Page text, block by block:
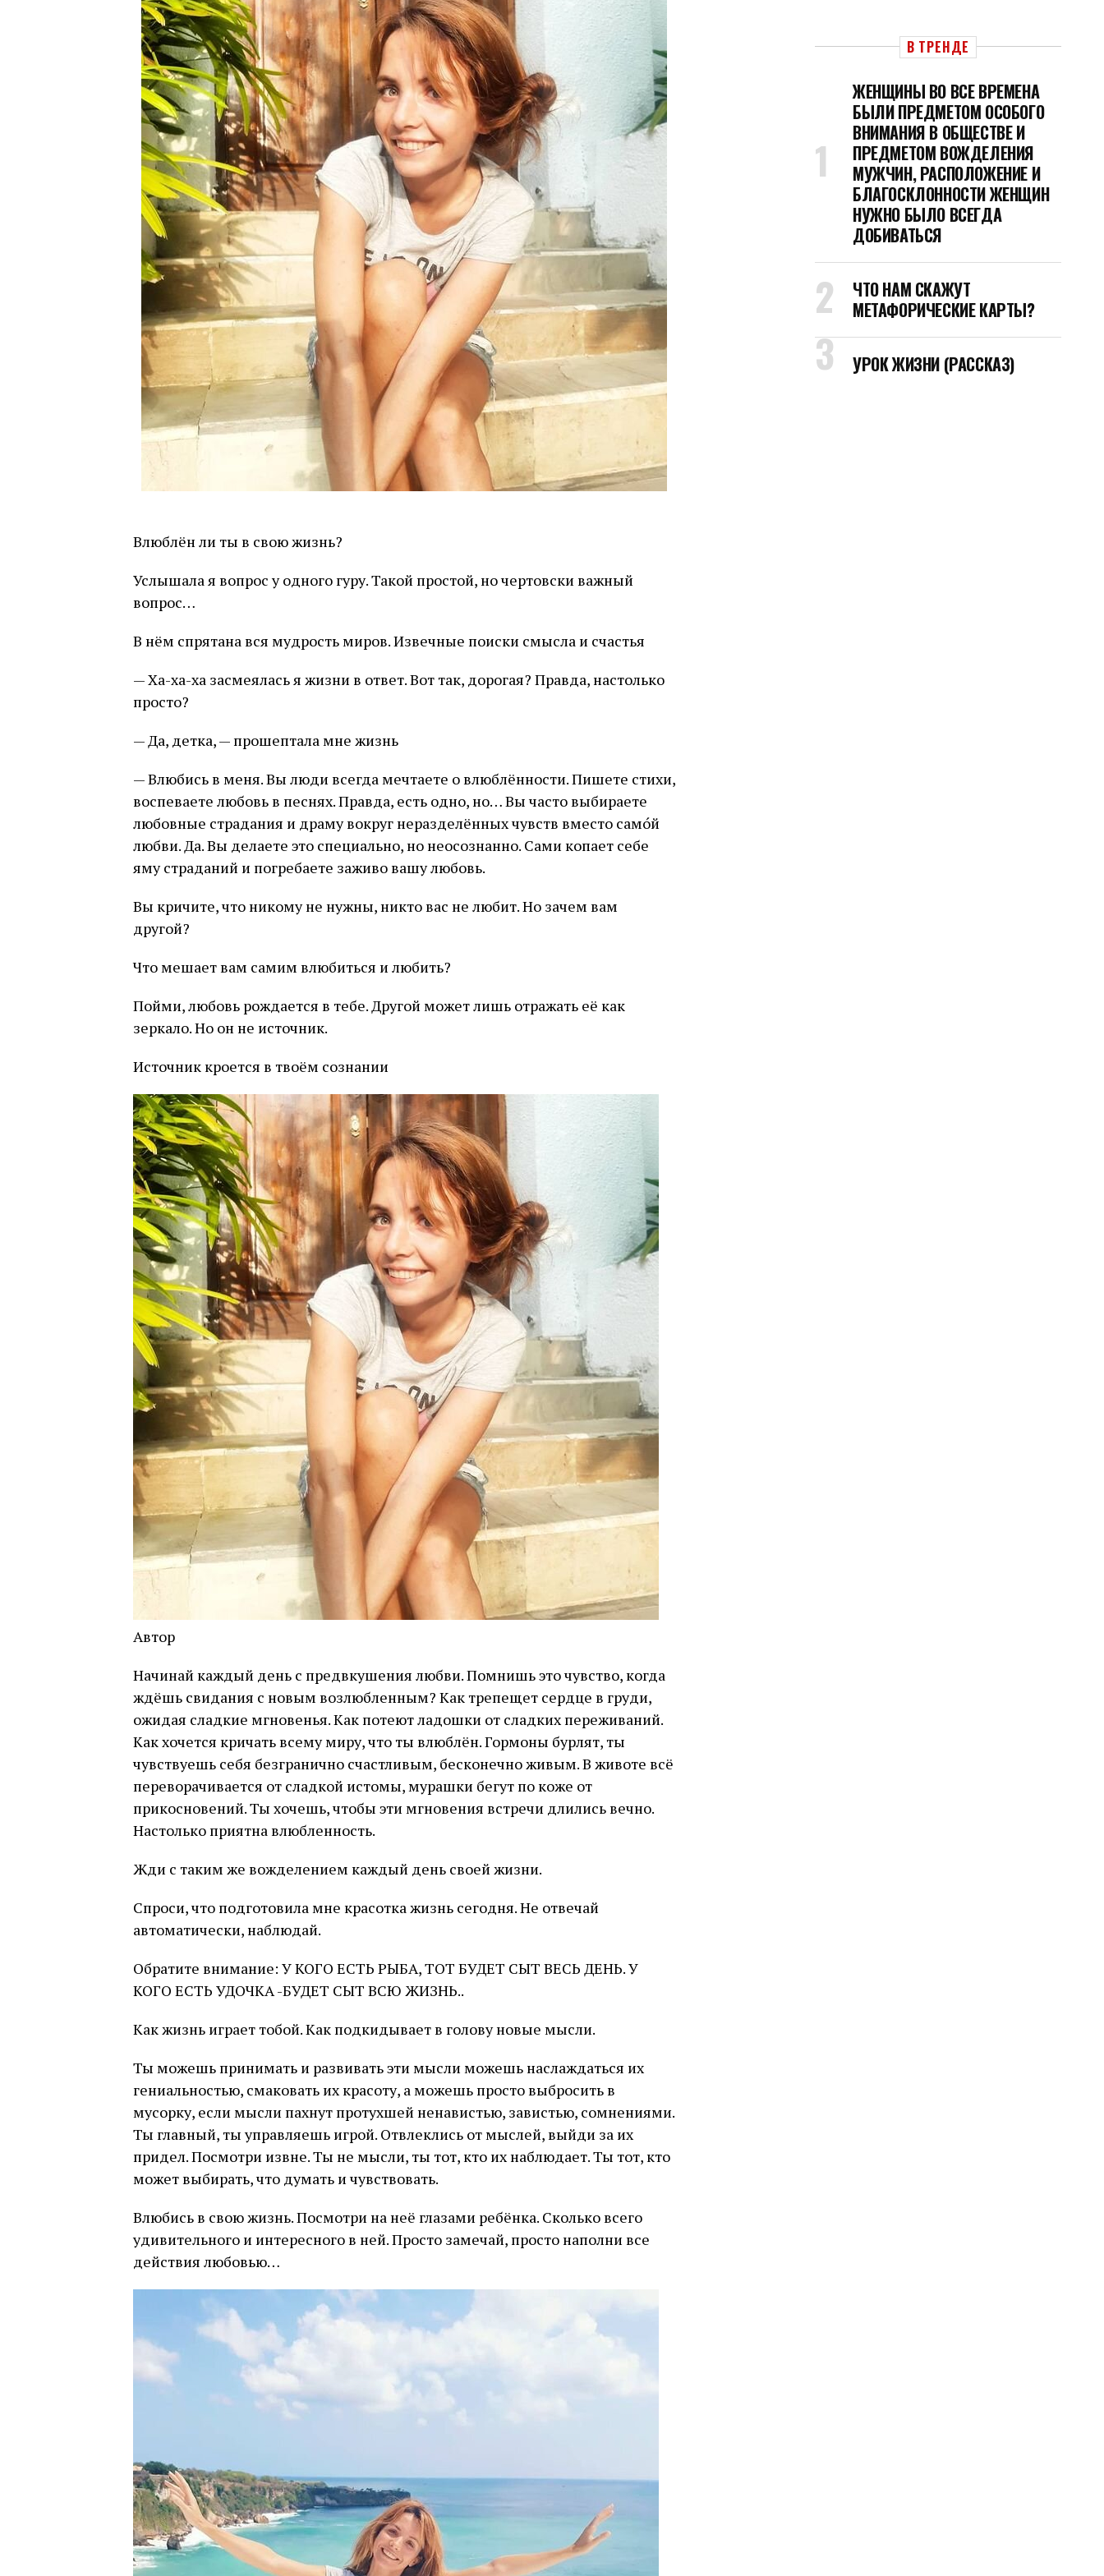
Влюблён ли ты в свою жизнь?
Услышала я вопрос у одного гуру. Такой простой, но чертовски важный
вопрос…
В нём спрятана вся мудрость миров. Извечные поиски смысла и счастья
— Ха-ха-ха засмеялась я жизни в ответ. Вот так, дорогая? Правда, настолько
просто?
— Да, детка, — прошептала мне жизнь
— Влюбись в меня. Вы люди всегда мечтаете о влюблённости. Пишете стихи,
воспеваете любовь в песнях. Правда, есть одно, но… Вы часто выбираете
любовные страдания и драму вокруг неразделённых чувств вместо само́й
любви. Да. Вы делаете это специально, но неосознанно. Сами копает себе
яму страданий и погребаете заживо вашу любовь.
Вы кричите, что никому не нужны, никто вас не любит. Но зачем вам
другой?
Что мешает вам самим влюбиться и любить?
Пойми, любовь рождается в тебе. Другой может лишь отражать её как
зеркало. Но он не источник.
Источник кроется в твоём сознании
Автор
Начинай каждый день с предвкушения любви. Помнишь это чувство, когда
ждёшь свидания с новым возлюбленным? Как трепещет сердце в груди,
ожидая сладкие мгновенья. Как потеют ладошки от сладких переживаний.
Как хочется кричать всему миру, что ты влюблён. Гормоны бурлят, ты
чувствуешь себя безгранично счастливым, бесконечно живым. В животе всё
переворачивается от сладкой истомы, мурашки бегут по коже от
прикосновений. Ты хочешь, чтобы эти мгновения встречи длились вечно.
Настолько приятна влюбленность.
Жди с таким же вожделением каждый день своей жизни.
Спроси, что подготовила мне красотка жизнь сегодня. Не отвечай
автоматически, наблюдай.
Обратите внимание: У КОГО ЕСТЬ РЫБА, ТОТ БУДЕТ СЫТ ВЕСЬ ДЕНЬ. У
КОГО ЕСТЬ УДОЧКА -БУДЕТ СЫТ ВСЮ ЖИЗНЬ..
Как жизнь играет тобой. Как подкидывает в голову новые мысли.
Ты можешь принимать и развивать эти мысли можешь наслаждаться их
гениальностью, смаковать их красоту, а можешь просто выбросить в
мусорку, если мысли пахнут протухшей ненавистью, завистью, сомнениями.
Ты главный, ты управляешь игрой. Отвлеклись от мыслей, выйди за их
придел. Посмотри извне. Ты не мысли, ты тот, кто их наблюдает. Ты тот, кто
может выбирать, что думать и чувствовать.
Влюбись в свою жизнь. Посмотри на неё глазами ребёнка. Сколько всего
удивительного и интересного в ней. Просто замечай, просто наполни все
действия любовью…
В ТРЕНДЕ
ЖЕНЩИНЫ ВО ВСЕ ВРЕМЕНА
БЫЛИ ПРЕДМЕТОМ ОСОБОГО
ВНИМАНИЯ В ОБЩЕСТВЕ И
ПРЕДМЕТОМ ВОЖДЕЛЕНИЯ
МУЖЧИН, РАСПОЛОЖЕНИЕ И
БЛАГОСКЛОННОСТИ ЖЕНЩИН
НУЖНО БЫЛО ВСЕГДА
ДОБИВАТЬСЯ
ЧТО НАМ СКАЖУТ
МЕТАФОРИЧЕСКИЕ КАРТЫ?
УРОК ЖИЗНИ (РАССКАЗ)